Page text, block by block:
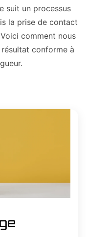
suit un processus
la prise de contact
comment nous
conforme à